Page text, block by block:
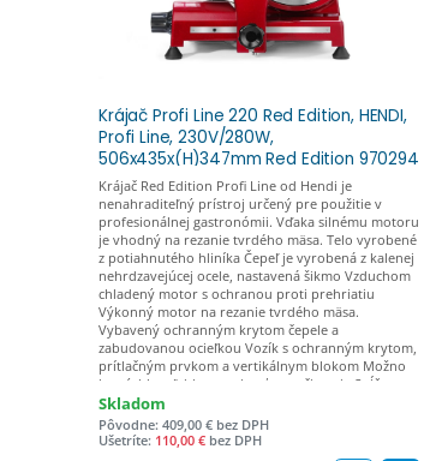
Krájač Profi Line 220 Red Edition, HENDI,
Profi Line, 230V/280W,
506x435x(H)347mm Red Edition 970294
Krájač Red Edition Profi Line od Hendi je
nenahraditeľný prístroj určený pre použitie v
profesionálnej gastronómii. Vďaka silnému motoru
je vhodný na rezanie tvrdého mäsa. Telo vyrobené
z potiahnutého hliníka Čepeľ je vyrobená z kalenej
nehrdzavejúcej ocele, nastavená šikmo Vzduchom
chladený motor s ochranou proti prehriatiu
Výkonný motor na rezanie tvrdého mäsa.
Vybavený ochranným krytom čepele a
zabudovanou ocieľkou Vozík s ochranným krytom,
prítlačným prvkom a vertikálnym blokom Možno
ho rýchlo a ľahko rozobrať na vyčistenie Spĺňa
všetky bezpečnostné požiadavky na zariadenia na
profesionálne použitie, t. j: – nastavením ovládača
na hrúbku rezu „0“ sa čepeľ udržuje za krytom –
ochrana proti rozbehnutiu s odstránenou ocieľkou
Skladom
Pôvodne: 409,00 € bez DPH
Ušetríte: 110,00 € bez DPH